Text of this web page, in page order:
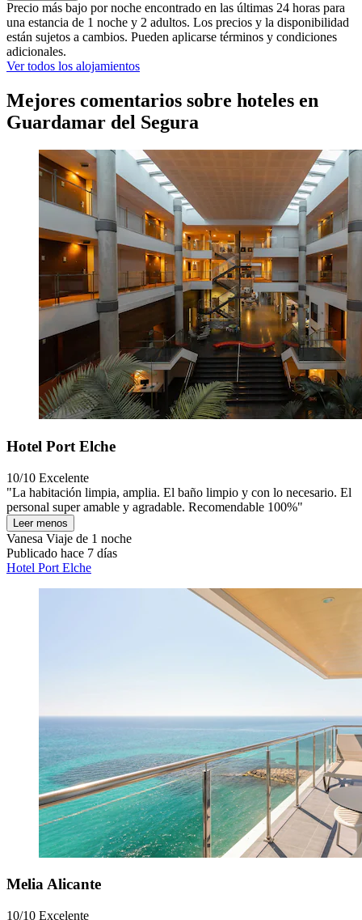
Precio más bajo por noche encontrado en las últimas 24 horas para
una estancia de 1 noche y 2 adultos. Los precios y la disponibilidad
están sujetos a cambios. Pueden aplicarse términos y condiciones
adicionales.
Ver todos los alojamientos
Mejores comentarios sobre hoteles en
Guardamar del Segura
Hotel Port Elche
10/10 Excelente
"La habitación limpia, amplia. El baño limpio y con lo necesario. El
personal super amable y agradable. Recomendable 100%"
Leer menos
Vanesa Viaje de 1 noche
Publicado hace 7 días
Hotel Port Elche
Melia Alicante
10/10 Excelente